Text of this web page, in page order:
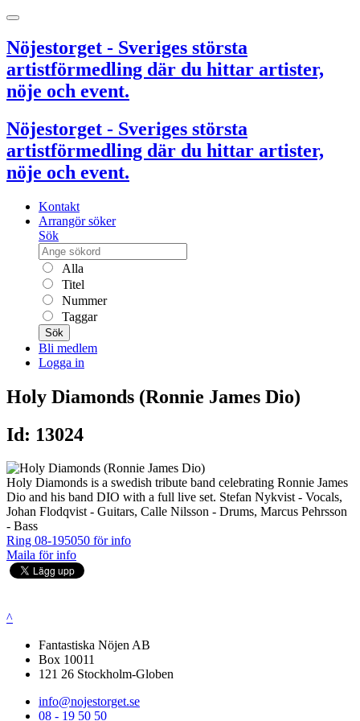
Nöjestorget - Sveriges största
artistförmedling där du hittar artister,
nöje och event.
Nöjestorget - Sveriges största
artistförmedling där du hittar artister,
nöje och event.
Kontakt
Arrangör söker
Sök
Alla
Titel
Nummer
Taggar
Sök
Bli medlem
Logga in
Holy Diamonds (Ronnie James Dio)
Id: 13024
Holy Diamonds is a swedish tribute band celebrating Ronnie James
Dio and his band DIO with a full live set. Stefan Nykvist - Vocals,
Johan Flodqvist - Guitars, Calle Nilsson - Drums, Marcus Pehrsson
- Bass
Ring 08-195050 för info
Maila för info
^
Fantastiska Nöjen AB
Box 10011
121 26 Stockholm-Globen
info@nojestorget.se
08 - 19 50 50